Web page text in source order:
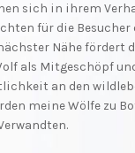
sich in ihrem
für die Besucher
Nähe fördert
als Mitgeschöpf
an den
meine Wölfe zu